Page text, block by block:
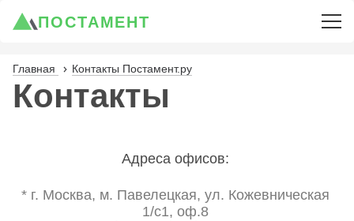
ПОСТАМЕНТ
Главная Контакты Постамент.ру
Контакты
Адреса офисов:
* г. Москва, м. Павелецкая, ул. Кожевническая
1/с1, оф.8